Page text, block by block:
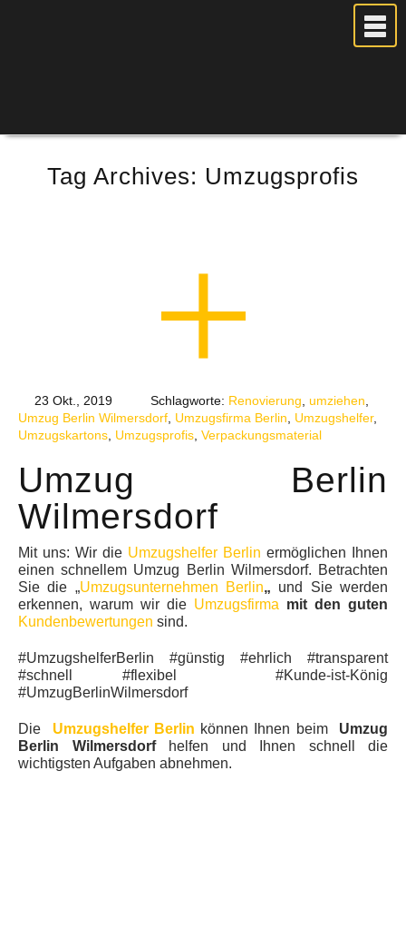
PREISE
UMZUGSPLANUNG
BLOG
UMZUGSKOSTEN RECHNER
KUNDENMEINUNGEN
Tag Archives: Umzugsprofis
23 Okt., 2019 Schlagworte: Renovierung umziehen
Umzug Berlin Wilmersdorf Umzugsfirma Berlin Umzugshelfer,
Umzugskartons Umzugsprofis Verpackungsmaterial
Umzug Berlin
Wilmersdorf
Mit uns: Wir die Umzugshelfer Berlin ermöglichen Ihnen
einen schnellem Umzug Berlin Wilmersdorf. Betrachten
Sie die „Umzugsunternehmen Berlin„ und Sie werden
erkennen, warum wir die Umzugsfirma mit den guten
Kundenbewertungen sind.
#UmzugshelferBerlin #günstig #ehrlich #transparent
#schnell #flexibel #Kunde-ist-König
#UmzugBerlinWilmersdorf
Die Umzugshelfer Berlin können Ihnen beim Umzug
Berlin Wilmersdorf
helfen und Ihnen schnell die
wichtigsten Aufgaben abnehmen.